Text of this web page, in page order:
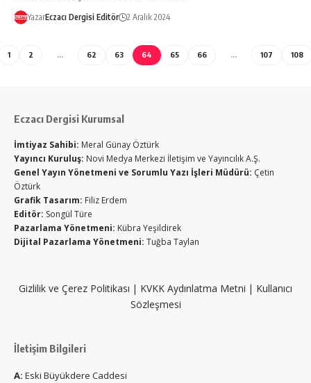
YazarEczacı Dergisi Editör 2 Aralık 2024
1 2 … 62 63 64 65 66 … 107 108
Eczacı Dergisi Kurumsal
İmtiyaz Sahibi: Meral Günay Öztürk
Yayıncı Kuruluş: Novi Medya Merkezi İletişim ve Yayıncılık A.Ş.
Genel Yayın Yönetmeni ve Sorumlu Yazı İşleri Müdürü: Çetin
Öztürk
Grafik Tasarım: Filiz Erdem
Editör: Songül Türe
Pazarlama Yönetmeni: Kübra Yeşildirek
Dijital Pazarlama Yönetmeni: Tuğba Taylan
Gizlilik ve Çerez Politikası | KVKK Aydınlatma Metni | Kullanıcı
Sözleşmesi
İletişim Bilgileri
A: Eski Büyükdere Caddesi